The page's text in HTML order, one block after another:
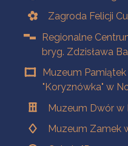
Zagroda Felicji
Regionalne
bryg. Zdzisława
Muzeum
"Koryznówka" w
Muzeum Dwór w
Muzeum Zamek